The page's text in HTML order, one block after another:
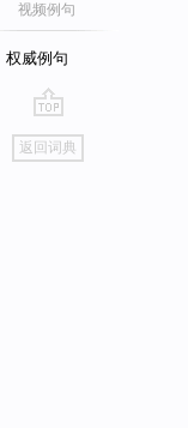
视频例句
权威例句
go
top
返回词典